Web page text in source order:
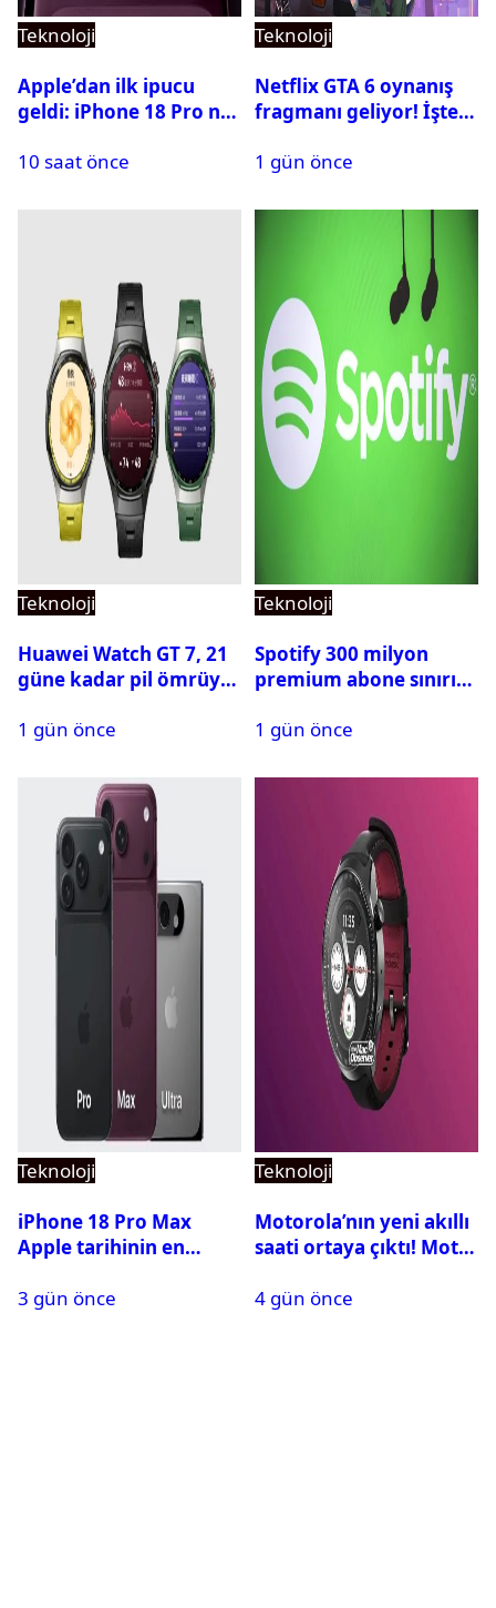
Teknoloji
Apple’dan ilk ipucu
geldi: iPhone 18 Pro ne
10 saat önce
Teknoloji
Netflix GTA 6 oynanış
fragmanı geliyor! İşte
1 gün önce
Teknoloji
Huawei Watch GT 7, 21
güne kadar pil ömrüyle
1 gün önce
Teknoloji
Spotify 300 milyon
premium abone sınırını
1 gün önce
Teknoloji
iPhone 18 Pro Max
Apple tarihinin en
3 gün önce
Teknoloji
Motorola’nın yeni akıllı
saati ortaya çıktı! Moto
görüntülendi
4 gün önce